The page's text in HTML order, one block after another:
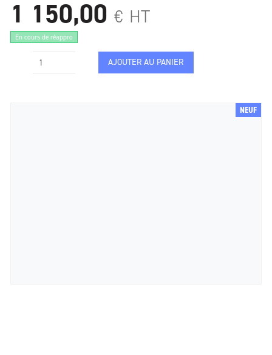
NEUF
1 150,00 € HT
En cours de réappro
AJOUTER AU PANIER